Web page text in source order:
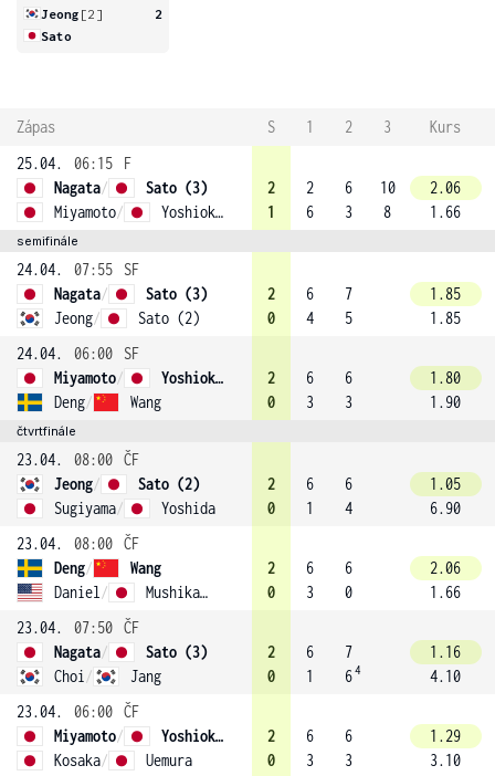
Jeong [2]
2
Sato
Zápas S 1 2 3
Kurs
25.04.
06:15
F
Nagata/
Sato (3)
Miyamoto/ Yoshioka (1)
2
1
2
6
6
3
10
8
2.06
1.66
semifinále
24.04. 07:55
SF
Nagata/
Sato (3)
Jeong/ Sato (2)
2
0
6
4
7
5
1.85
1.85
24.04.
06:00
SF
Miyamoto/
Yoshioka (1)
Deng/ Wang
2
0
6
3
6
3
1.80
1.90
čtvrtfinále
23.04. 08:00 ČF
Jeong/
Sato (2)
Sugiyama/ Yoshida
2
0
6
1
6
4
1.05
6.90
23.04.
08:00 ČF
Deng/
Wang
Daniel / Mushika (4)
2
0
6
3
6
0
2.06
1.66
23.04.
07:50 ČF
Nagata/
Sato (3)
Choi / Jang
2
0
6
1
7
64
1.16
4.10
23.04.
06:00 ČF
Miyamoto/
Yoshioka (1)
Kosaka/ Uemura
2
0
6
3
6
3
1.29
3.10